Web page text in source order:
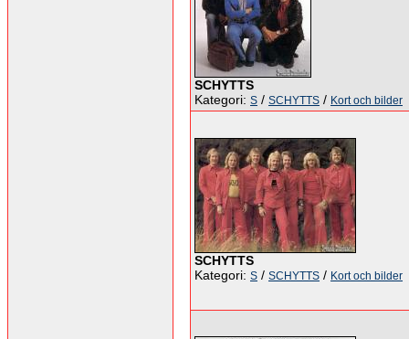
SCHYTTS
Kategori: S / SCHYTTS / Kort och bilder
SCHYTTS
Kategori: S / SCHYTTS / Kort och bilder